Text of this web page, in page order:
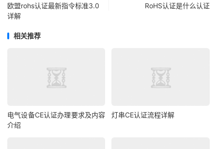
欧盟rohs认证最新指令标准3.0
详解
RoHS认证是什么认证
相关推荐
电气设备CE认证办理要求及内容
介绍
灯串CE认证流程详解